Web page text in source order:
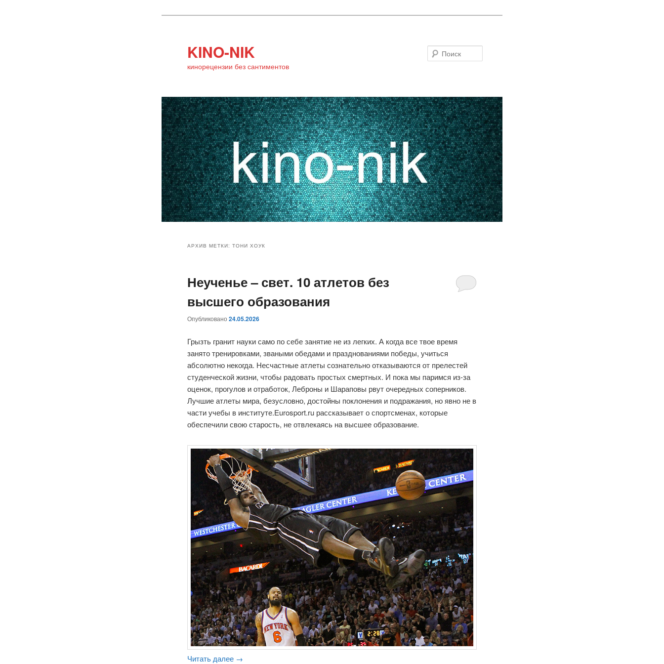
KINO-NIK
кинорецензии без сантиментов
основному
содержимому
дополнительному
содержимому
АРХИВ МЕТКИ:ТОНИ ХОУК
Неученье – свет. 10 атлетов без
высшего образования
Опубликовано24.05.2026
Грызть гранит науки само по себе занятие не из легких. А когда все твое время
занято тренировками, зваными обедами и празднованиями победы, учиться
абсолютно некогда. Несчастные атлеты сознательно отказываются от прелестей
студенческой жизни, чтобы радовать простых смертных. И пока мы паримся из-за
оценок, прогулов и отработок, Леброны и Шараповы рвут очередных соперников.
Лучшие атлеты мира, безусловно, достойны поклонения и подражания, но явно не в
части учебы в институте.Eurosport.ru рассказывает о спортсменах, которые
обеспечили свою старость, не отвлекаясь на высшее образование.
Читать далее →